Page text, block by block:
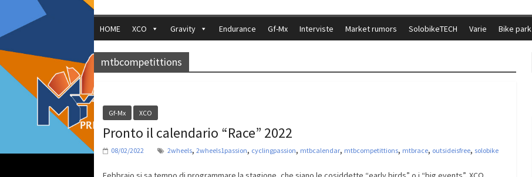
HOME XCO Gravity Endurance Gf-Mx Interviste Market rumors SolobikeTECH Varie Bike park
mtbcompetittions
Gf-Mx XCO
Pronto il calendario “Race” 2022
08/02/2022 2wheels, 2wheels1passion, cyclingpassion, mtbcalendar, mtbcompetittions, mtbrace, outsideisfree, solobike